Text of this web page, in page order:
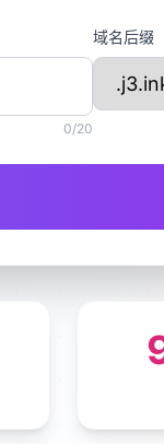
0/20
域名后缀